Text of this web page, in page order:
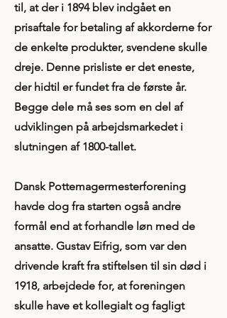
til, at der i 1894 blev indgået en
prisaftale for betaling af akkorderne for
de enkelte produkter, svendene skulle
dreje. Denne prisliste er det eneste,
der hidtil er fundet fra de første år.
Begge dele må ses som en del af
udviklingen på arbejdsmarkedet i
slutningen af 1800-tallet.
Dansk Pottemagermesterforening
havde dog fra starten også andre
formål end at forhandle løn med de
ansatte. Gustav Eifrig, som var den
drivende kraft fra stiftelsen til sin død i
1918, arbejdede for, at foreningen
skulle have et kollegialt og fagligt